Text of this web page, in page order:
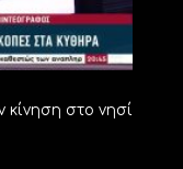
κίνηση στο νησί